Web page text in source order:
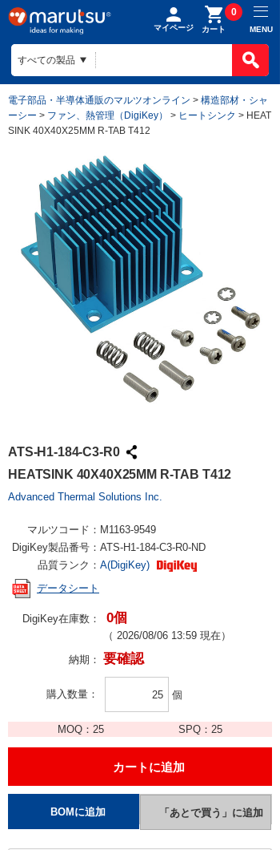
マイページ カート
0
MENU
電子部品・半導体通販のマルツオンライン > 構造部材・シャ
ーシー > ファン、熱管理（DigiKey） > ヒートシンク > HEAT
SINK 40X40X25MM R-TAB T412
ATS-H1-184-C3-R0
HEATSINK 40X40X25MM R-TAB T412
Advanced Thermal Solutions Inc.
マルツコード： M1163-9549
DigiKey製品番号： ATS-H1-184-C3-R0-ND
品質ランク： A(DigiKey)
データシート
DigiKey在庫数： 0個
（ 2026/08/06 13:59 現在）
納期： 要確認
購入数量 個
MOQ： 25 SPQ：25